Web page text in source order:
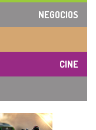
NEGOCIOS
CINE